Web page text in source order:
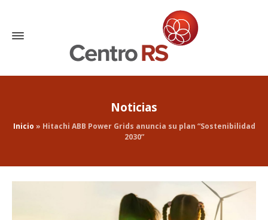
Noticias
Inicio » Hitachi ABB Power Grids anuncia su plan “Sostenibilidad
2030”